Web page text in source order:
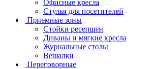
Офисные кресла
Стулья для посетителей
Приемные зоны
Стойки ресепшен
Диваны и мягкие кресла
Журнальные столы
Вешалки
Переговорные